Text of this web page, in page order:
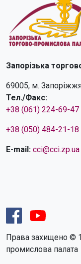
Запорізька
69005, м.
Тел./Факс:
+38 (061) 224-69-47
+38 (050) 484-21-18
E-mail: cci@cci.zp.ua
Права захищено ©
промислова палата